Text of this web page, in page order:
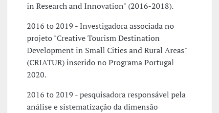
in Research and Innovation" (2016-2018).
2016 to 2019 - Investigadora associada no
projeto "Creative Tourism Destination
Development in Small Cities and Rural Areas"
(CRIATUR) inserido no Programa Portugal
2020.
2016 to 2019 - pesquisadora responsável pela
análise e sistematização da dimensão